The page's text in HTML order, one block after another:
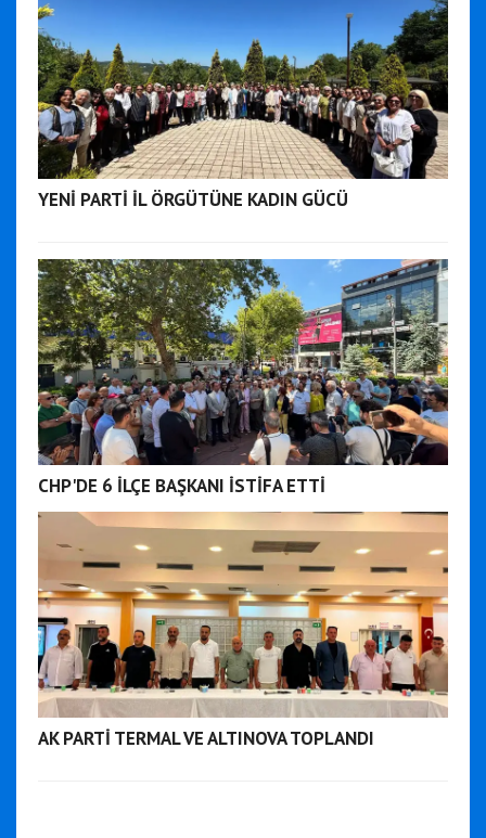
YENİ PARTİ İL ÖRGÜTÜNE KADIN GÜCÜ
CHP'DE 6 İLÇE BAŞKANI İSTİFA ETTİ
AK PARTİ TERMAL VE ALTINOVA TOPLANDI